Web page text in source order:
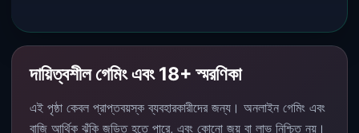
দায়িত্বশীল গেমিং এবং 18+ স্মরণিকা
এই পৃষ্ঠা কেবল প্রাপ্তবয়স্ক ব্যবহারকারীদের জন্য। অনলাইন গেমিং এবং
বাজি আর্থিক ঝুঁকি জড়িত হতে পারে, এবং কোনো জয় বা লাভ নিশ্চিত নয়।